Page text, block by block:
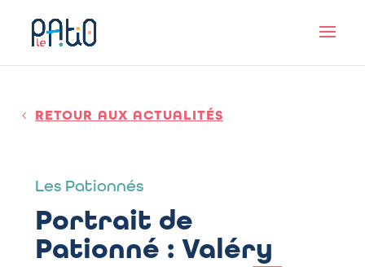
RETOUR AUX ACTUALITÉS
Les Pationnés
Portrait de
Pationné : Valéry